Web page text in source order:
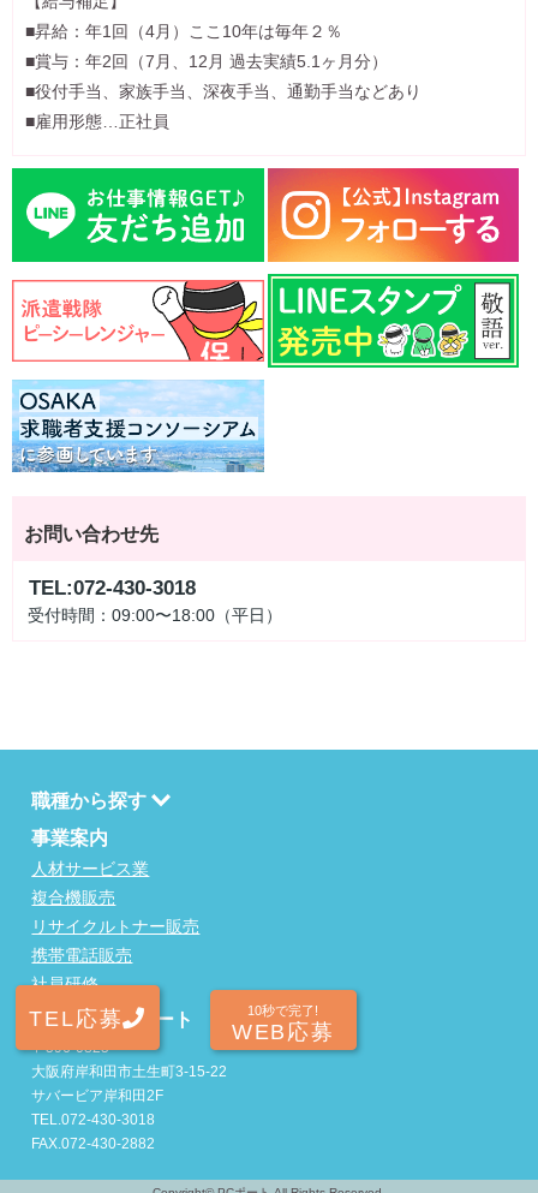
■昇給：年1回（4月）ここ10年は毎年２％
■賞与：年2回（7月、12月 過去実績5.1ヶ月分）
■役付手当、家族手当、深夜手当、通勤手当などあり
■雇用形態…正社員
お問い合わせ先
TEL:072-430-3018
受付時間：09:00〜18:00（平日）
職種から探す
事業案内
人材サービス業
複合機販売
リサイクルトナー販売
携帯電話販売
社員研修
株式会社PCポート
〒596-0825
大阪府岸和田市土生町3-15-22
サバービア岸和田2F
TEL.072-430-3018
FAX.072-430-2882
TEL応募 10秒で完了!
WEB応募